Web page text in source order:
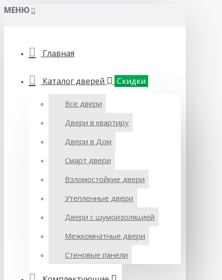
МЕНЮ
Главная
Каталог дверей Скидки
Все двери
Двери в квартиру
Двери в Дом
Смарт двери
Взломостойкие двери
Утепленные двери
Двери с шумоизоляцией
Межкомнатные двери
Стеновые панели